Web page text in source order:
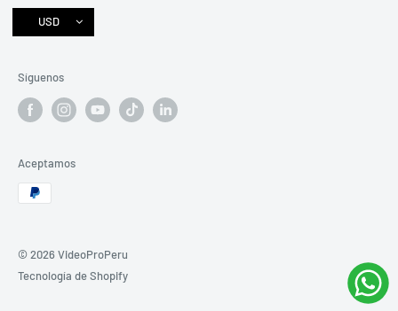
USD
Síguenos
Aceptamos
© 2026 VideoProPeru
Tecnología de Shopify